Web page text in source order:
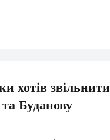
хотів звільнити
Буданову